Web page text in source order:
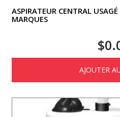
ASPIRATEUR CENTRAL
MARQUES
$
AJOUTER